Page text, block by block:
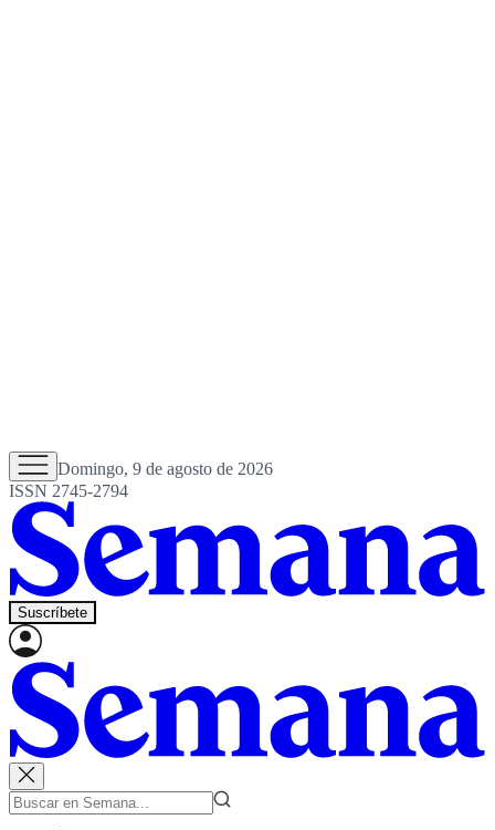
Domingo, 9 de agosto de 2026
ISSN 2745-2794
Suscríbete